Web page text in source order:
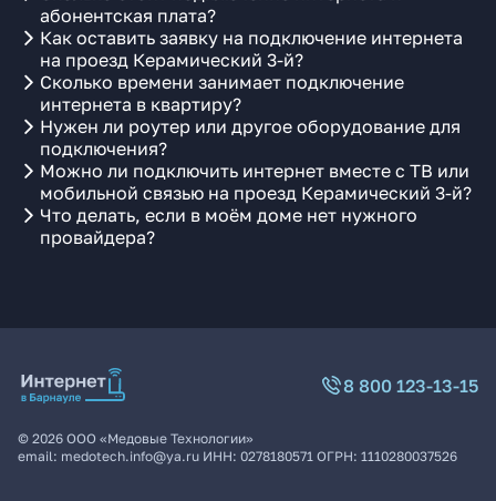
абонентская плата?
Как оставить заявку на подключение интернета
на проезд Керамический 3-й?
Сколько времени занимает подключение
интернета в квартиру?
Нужен ли роутер или другое оборудование для
подключения?
Можно ли подключить интернет вместе с ТВ или
мобильной связью на проезд Керамический 3-й?
Что делать, если в моём доме нет нужного
провайдера?
8 800 123-13-15
© 2026 ООО «Медовые Технологии»
email: medotech.info@ya.ru ИНН: 0278180571 ОГРН: 1110280037526